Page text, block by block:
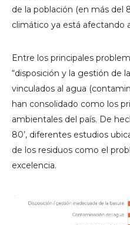
de la población (en más del
climático ya está afectando
Entre los principales
“disposición y la gestión de
vinculados al agua
han consolidado como los
ambientales del país. De
80’, diferentes estudios
de los residuos como el
excelencia.